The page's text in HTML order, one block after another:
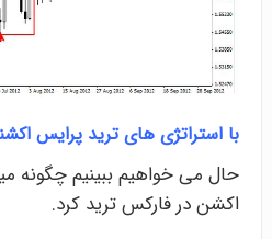
با استراتژی های ترید پرایس
حال می خواهیم ببینیم چگونه
اکشن در فارکس ترید کرد.